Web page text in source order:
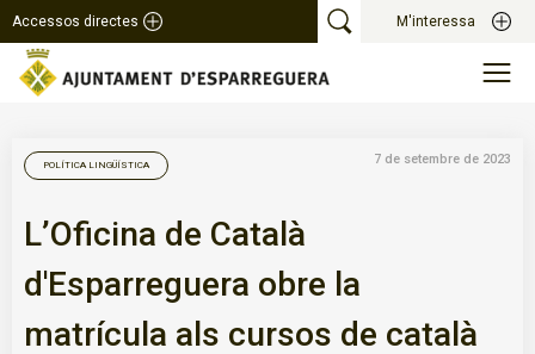
Accessos directes M'interessa
POLÍTICA LINGÜÍSTICA 7 de setembre de 2023
L’Oficina de Català
d'Esparreguera obre la
matrícula als cursos de català